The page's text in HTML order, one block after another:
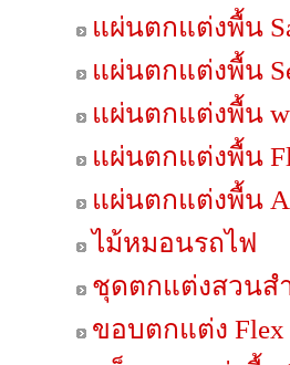
แผ่นตกแต่งพื้น
แผ่นตกแต่งพื้น
แผ่นตกแต่งพื้น
แผ่นตกแต่งพื้น
แผ่นตกแต่งพื้น
ไม้หมอนรถไฟ
ชุดตกแต่งสวนสำ
ขอบตกแต่ง Flex